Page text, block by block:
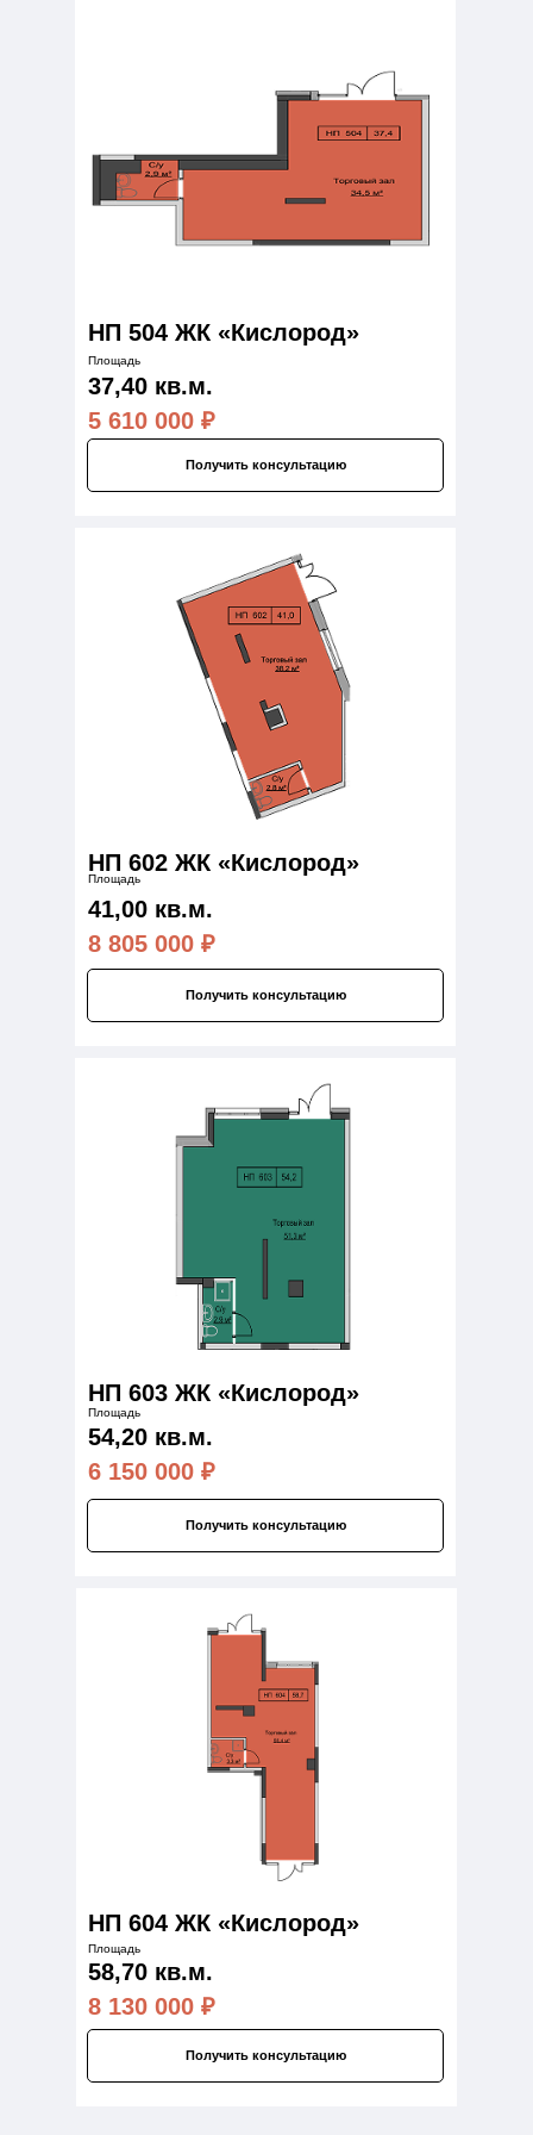
Площадь
58,70 кв.м.
НП 604 ЖК «Кислород»
НП 602 ЖК «Кислород»
41,00 кв.м.
Площадь
Получить консультацию
Получить консультацию
НП 603 ЖК «Кислород»
54,20 кв.м.
Площадь
Получить консультацию
Получить консультацию
Площадь
37,40 кв.м.
5 610 000 ₽
6 150 000 ₽
8 130 000 ₽
8 805 000 ₽
НП 504 ЖК «Кислород»